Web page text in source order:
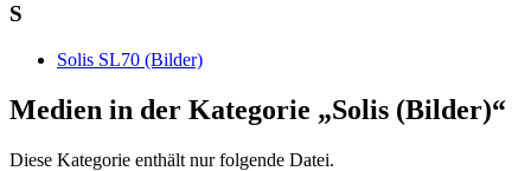
S
Solis SL70 (Bilder)
Medien in der Kategorie „Solis (Bilder)“
Diese Kategorie enthält nur folgende Datei.